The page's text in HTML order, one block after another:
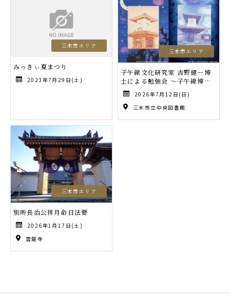
三木市エリア
みっきぃ夏まつり
2023年7月29日(土)
三木市エリア
子午線文化研究家 吉野健一博
士による勉強会 ～子午線博士
と学ぼう～
2026年7月12日(日)
三木市立中央図書館
三木市エリア
別所長治公祥月命日法要
2026年1月17日(土)
雲龍寺